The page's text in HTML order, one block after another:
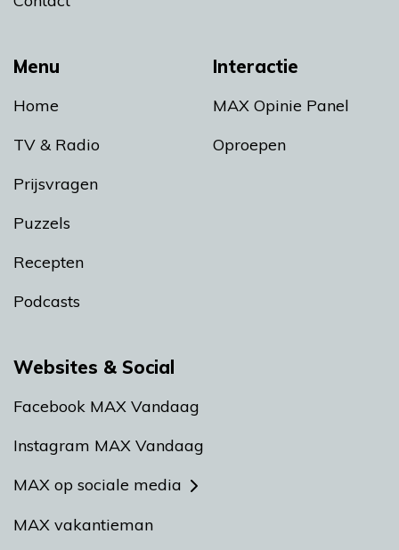
Menu
Home
TV & Radio
Prijsvragen
Puzzels
Recepten
Podcasts
Interactie
MAX Opinie Panel
Oproepen
Websites & Social
Facebook MAX Vandaag
Instagram MAX Vandaag
MAX op sociale media
MAX vakantieman